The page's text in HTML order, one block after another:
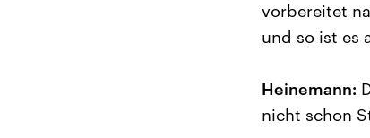
vorbereitet
und so ist es
Heinemann:
nicht schon